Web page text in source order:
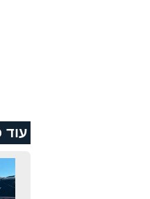
עוד